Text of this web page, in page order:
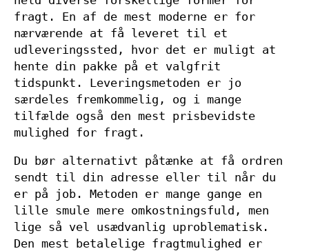
fragt. En af de mest moderne er for
nærværende at få leveret til et
udleveringssted, hvor det er muligt at
hente din pakke på et valgfrit
tidspunkt. Leveringsmetoden er jo
særdeles fremkommelig, og i mange
tilfælde også den mest prisbevidste
mulighed for fragt.
Du bør alternativt påtænke at få ordren
sendt til din adresse eller til når du
er på job. Metoden er mange gange en
lille smule mere omkostningsfuld, men
lige så vel usædvanlig uproblematisk.
Den mest betalelige fragtmulighed er